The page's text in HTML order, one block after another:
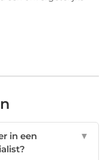
in een
▼